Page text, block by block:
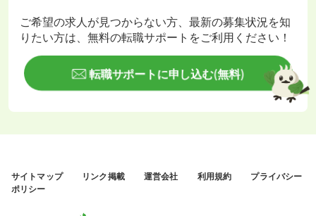
ご希望の求人が見つからない方、最新の募集状況を知
りたい方は、無料の転職サポートをご利用ください！
転職サポートに申し込む(無料)
サイトマップ リンク掲載 運営会社 利用規約
プライバシー
ポリシー